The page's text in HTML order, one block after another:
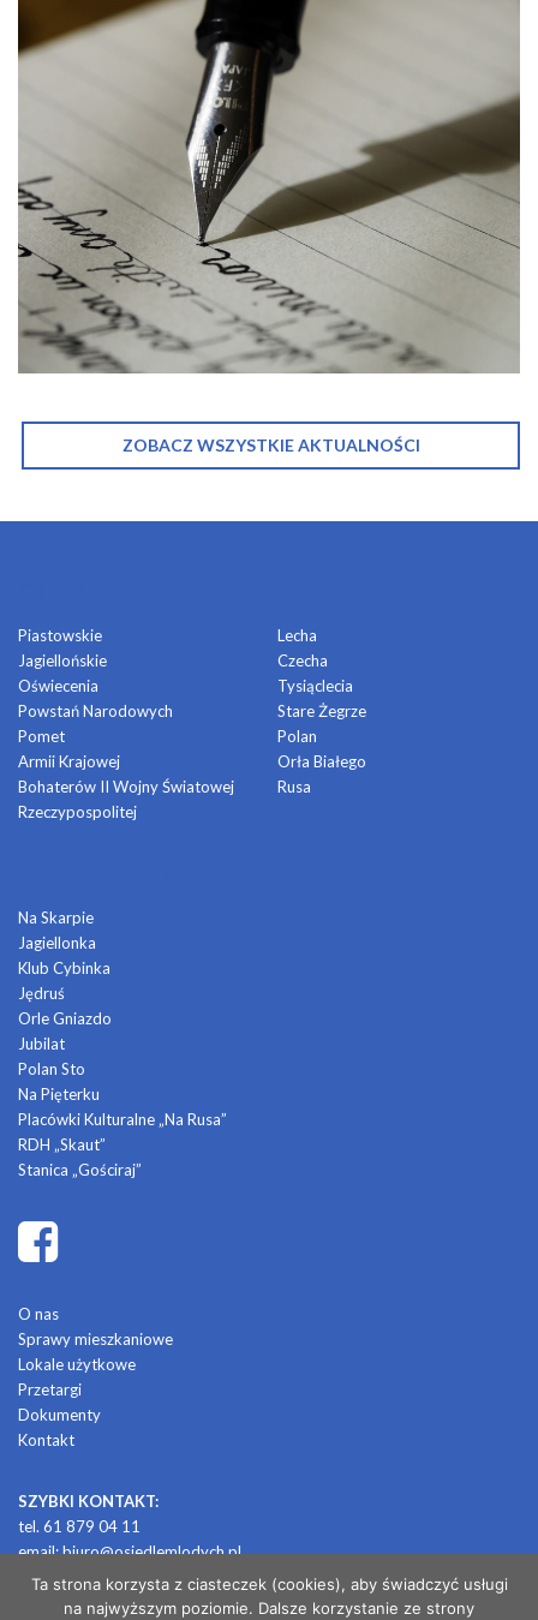
ZOBACZ WSZYSTKIE AKTUALNOŚCI
Piastowskie
Jagiellońskie
Oświecenia
Powstań Narodowych
Pomet
Armii Krajowej
Bohaterów II Wojny Światowej
Rzeczypospolitej
Lecha
Czecha
Tysiąclecia
Stare Żegrze
Polan
Orła Białego
Rusa
Na Skarpie
Jagiellonka
Klub Cybinka
Jędruś
Orle Gniazdo
Jubilat
Polan Sto
Na Pięterku
Placówki Kulturalne „Na Rusa”
RDH „Skaut”
Stanica „Gościraj”
O nas
Sprawy mieszkaniowe
Lokale użytkowe
Przetargi
Dokumenty
Kontakt
SZYBKI KONTAKT:
tel. 61 879 04 11
email:biuro@osiedlemlodych.pl
Ta strona korzysta z ciasteczek (cookies), aby świadczyć usługi
na najwyższym poziomie. Dalsze korzystanie ze strony